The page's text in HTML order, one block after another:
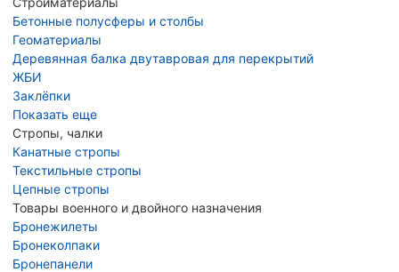
Бетонные полусферы и столбы
Геоматериалы
Деревянная балка двутавровая для перекрытий
ЖБИ
Заклёпки
Показать еще
Стропы, чалки
Канатные стропы
Текстильные стропы
Цепные стропы
Товары военного и двойного назначения
Бронежилеты
Бронеколпаки
Бронепанели